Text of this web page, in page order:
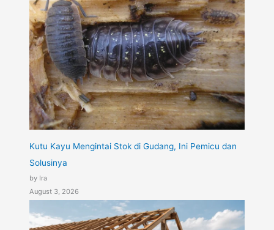
Kutu Kayu Mengintai Stok di Gudang, Ini Pemicu dan
Solusinya
by Ira
August 3, 2026